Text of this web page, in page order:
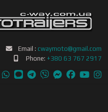
Email : cwaymoto@gmail.com
Phone: +380 63 767 2917